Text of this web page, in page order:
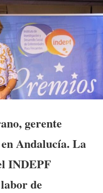
gerente
Andalucía. La
INDEPF
de